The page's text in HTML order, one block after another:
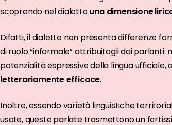
scoprendo nel dialettouna dimensione
Difatti, il dialetto non presenta differenze
di ruolo “informale” attribuitogli dai parlanti:
potenzialità espressive della lingua ufficiale,
letterariamente efficace.
Inoltre, essendo varietà linguistiche
usate, queste parlate trasmettono un